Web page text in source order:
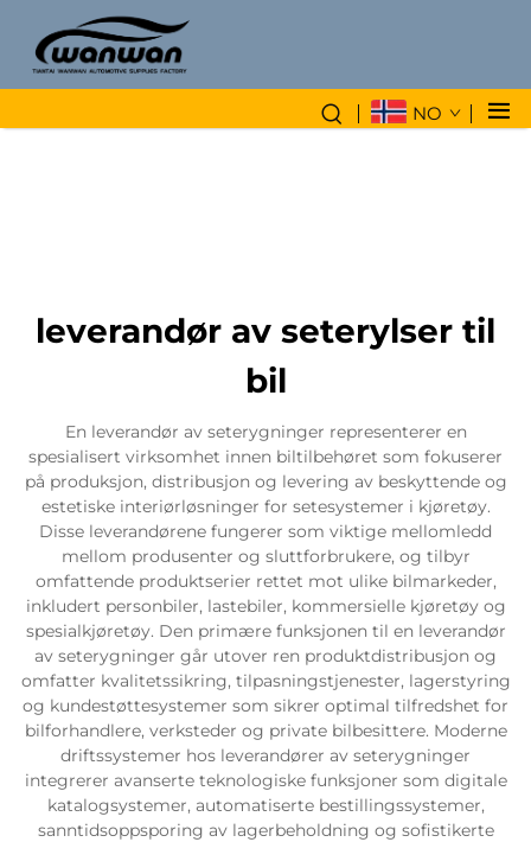
NO
leverandør av seterylser til
bil
En leverandør av seterygninger representerer en
spesialisert virksomhet innen biltilbehøret som fokuserer
på produksjon, distribusjon og levering av beskyttende og
estetiske interiørløsninger for setesystemer i kjøretøy.
Disse leverandørene fungerer som viktige mellomledd
mellom produsenter og sluttforbrukere, og tilbyr
omfattende produktserier rettet mot ulike bilmarkeder,
inkludert personbiler, lastebiler, kommersielle kjøretøy og
spesialkjøretøy. Den primære funksjonen til en leverandør
av seterygninger går utover ren produktdistribusjon og
omfatter kvalitetssikring, tilpasningstjenester, lagerstyring
og kundestøttesystemer som sikrer optimal tilfredshet for
bilforhandlere, verksteder og private bilbesittere. Moderne
driftssystemer hos leverandører av seterygninger
integrerer avanserte teknologiske funksjoner som digitale
katalogsystemer, automatiserte bestillingssystemer,
sanntidsoppsporing av lagerbeholdning og sofistikerte